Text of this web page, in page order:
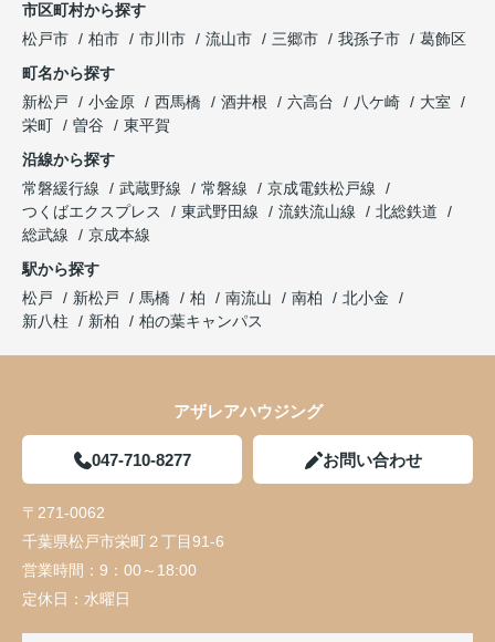
市区町村から探す
松戸市
柏市 市川市 流山市 三郷市 我孫子市
葛飾区
町名から探す
新松戸
小金原 西馬橋 酒井根 六高台 八ケ崎
大室
栄町
曽谷
東平賀
沿線から探す
常磐緩行線
武蔵野線 常磐線
京成電鉄松戸線
つくばエクスプレス
東武野田線 流鉄流山線
北総鉄道
総武線
京成本線
駅から探す
松戸
新松戸 馬橋 柏 南流山 南柏
北小金
新八柱
新柏 柏の葉キャンパス
アザレアハウジング
047-710-8277 お問い合わせ
〒271-0062
千葉県松戸市栄町２丁目91-6
営業時間： 9：00～18:00
定休日： 水曜日